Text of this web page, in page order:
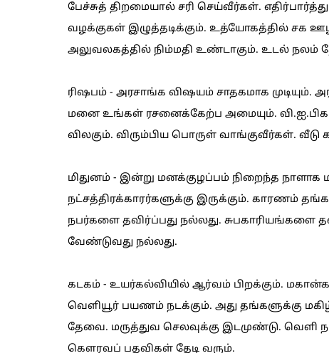
பேச்சுத் திறமையால் சரி செய்வீர்கள்.
வழக்குகள் இழுத்தடிக்கும். உத்யோகத்தில் சக
அலுவலகத்தில் நிம்மதி உண்டாகும். உடல் நலம்
ரிஷபம் - அரசாங்க விஷயம் சாதகமாக முடியும்.
மனை உங்கள் ரசனைக்கேற்ப அமையும்.
விலகும். விரும்பிய பொருள் வாங்குவீர்கள். வீடு
மிதுனம் - இன்று மனக்குழப்பம் நிறைந்த நாளாக
நட்சத்திரக்காரர்களுக்கு இருக்கும். காரணம்
நபர்களை தவிர்ப்பது நல்லது.
வேண்டுவது நல்லது.
கடகம் - உயர்கல்வியில் ஆர்வம் பிறக்கும்.
வெளியூர் பயணம் நடக்கும். அது தங்களுக்கு
தேவை. மருத்துவ செலவுக்கு இடமுண்டு. வெளி
கௌரவப் பதவிகள் தேடி வரும்.